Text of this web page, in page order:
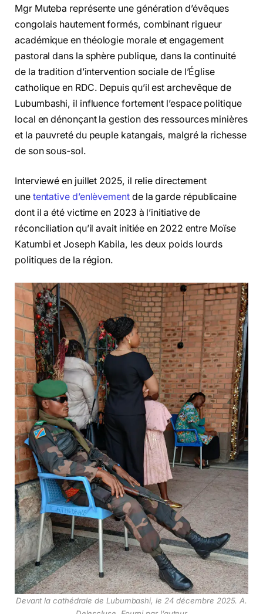
Mgr Muteba représente une génération d’évêques
congolais hautement formés, combinant rigueur
académique en théologie morale et engagement
pastoral dans la sphère publique, dans la continuité
de la tradition d’intervention sociale de l’Église
catholique en RDC. Depuis qu’il est archevêque de
Lubumbashi, il influence fortement l’espace politique
local en dénonçant la gestion des ressources minières
et la pauvreté du peuple katangais, malgré la richesse
de son sous-sol.
Interviewé en juillet 2025, il relie directement
une tentative d’enlèvementde la garde républicaine
dont il a été victime en 2023 à l’initiative de
réconciliation qu’il avait initiée en 2022 entre Moïse
Katumbi et Joseph Kabila, les deux poids lourds
politiques de la région.
Devant la cathédrale de Lubumbashi, le 24 décembre 2025. A.